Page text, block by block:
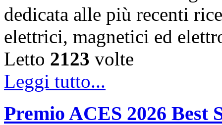
dedicata alle più recenti
elettrici, magnetici ed
Letto 2123 volte
Leggi tutto...
Premio ACES 2026 Best